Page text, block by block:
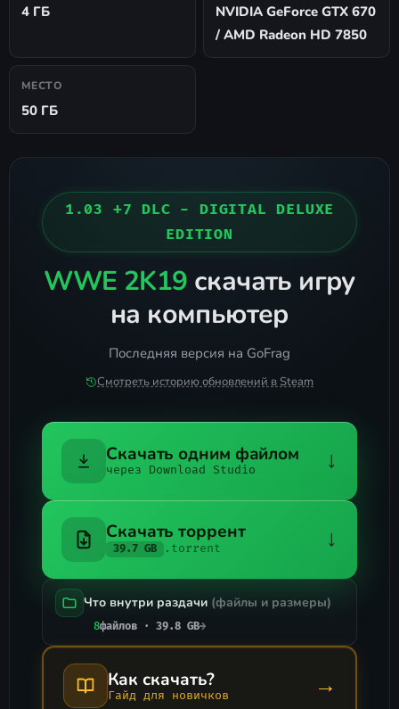
4 ГБ
NVIDIA GeForce GTX 670
/ AMD Radeon HD 7850
МЕСТО
50 ГБ
1.03 +7 DLC - DIGITAL DELUXE
EDITION
WWE 2K19 скачать игру
на компьютер
Последняя версия на GoFrag
Смотреть историю обновлений в Steam
Скачать одним файлом
через Download Studio ↓
Скачать торрент
39.7 GB .torrent ↓
Что внутри раздачи (файлы и размеры)
8файлов · 39.8 GB→
Как скачать?
Гайд для новичков →